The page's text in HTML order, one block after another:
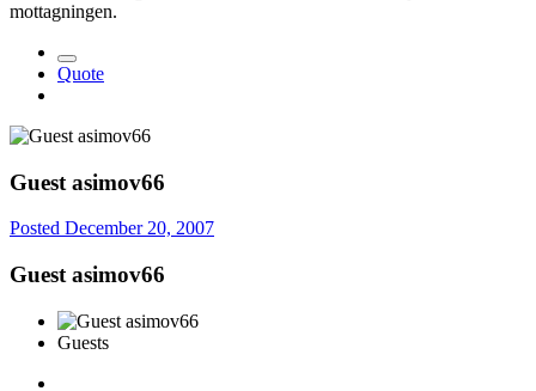
mottagningen.
Quote
Guest asimov66
Posted December 20, 2007
Guest asimov66
Guests